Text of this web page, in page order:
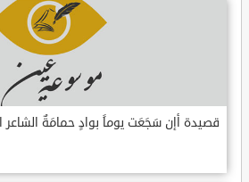
قصيدة أإن سَجَعَت يوماً بوادٍ حمامَةٌ الشاعر